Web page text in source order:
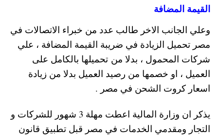
القيمة المضافة
وعلي الجانب الاخر طالب عدد من خبراء الاتصالات في
مصر تحميل الزيادة في ضريبة القيمة المضافة ، علي
شركات المحمول ، بدلا من تحميلها بالكامل على
العميل ، او خصمها من رصيد العميل بدلا من زيادة
اسعار كروت الشحن في مصر .
يذكر ان وزارة المالية اعطت مهلة 3 شهور للشركات و
التجار ومقدمي الخدمات في مصر قبل تطبيق قانون